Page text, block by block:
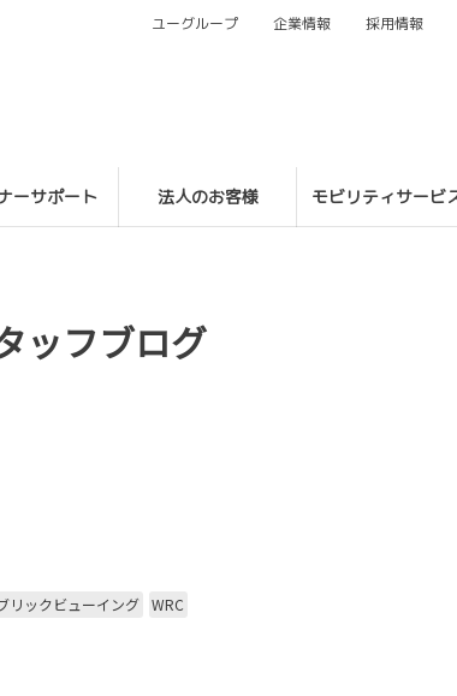
ーサポート 法人のお客様 モビリティサービ
ユーグループ 企業情報 採用情報
ッフブログ
リックビューイング WRC